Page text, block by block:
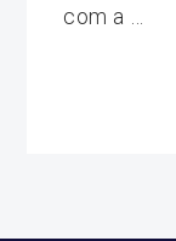
com a …